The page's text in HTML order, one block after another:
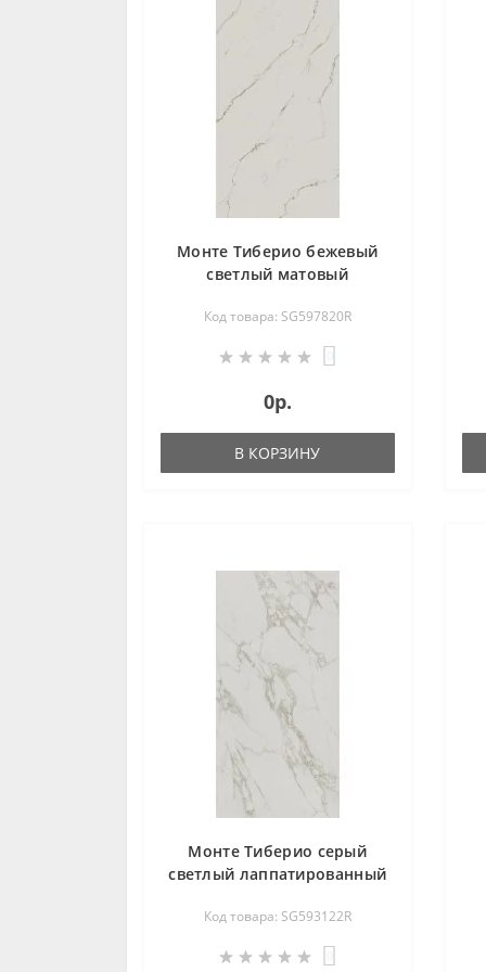
Монте Тиберио бежевый
светлый матовый
SG597820R
Код товара: SG597820R
0р.
В КОРЗИНУ
Монте Тиберио серый
светлый лаппатированный
SG593122R
Код товара: SG593122R